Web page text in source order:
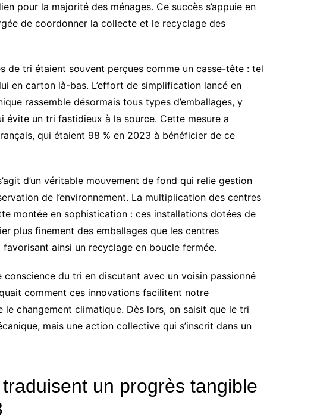
pour la majorité des ménages. Ce succès s’appuie en
de coordonner la collecte et le recyclage des
de tri étaient souvent perçues comme un casse-tête : tel
en carton là-bas. L’effort de simplification lancé en
rassemble désormais tous types d’emballages, y
évite un tri fastidieux à la source. Cette mesure a
qui étaient 98 % en 2023 à bénéficier de ce
d’un véritable mouvement de fond qui relie gestion
de l’environnement. La multiplication des centres
montée en sophistication : ces installations dotées de
plus finement des emballages que les centres
ainsi un recyclage en boucle fermée.
du tri en discutant avec un voisin passionné
comment ces innovations facilitent notre
changement climatique. Dès lors, on saisit que le tri
mais une action collective qui s’inscrit dans un
un progrès tangible